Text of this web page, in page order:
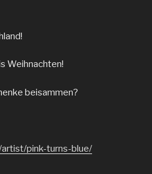
Weihnachten!
beisammen?
pink-turns-blue/